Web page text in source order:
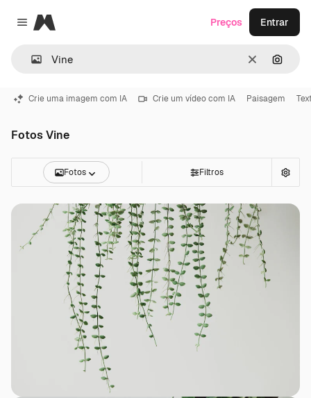
Close menu
Magnific
Limpar
Preços Entrar
Crie uma imagem com IA Crie um vídeo com IA Paisagem
Fotos Vine
Fotos Filtros